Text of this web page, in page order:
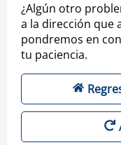
¿Algún otro
a la dirección que
pondremos en
tu paciencia.